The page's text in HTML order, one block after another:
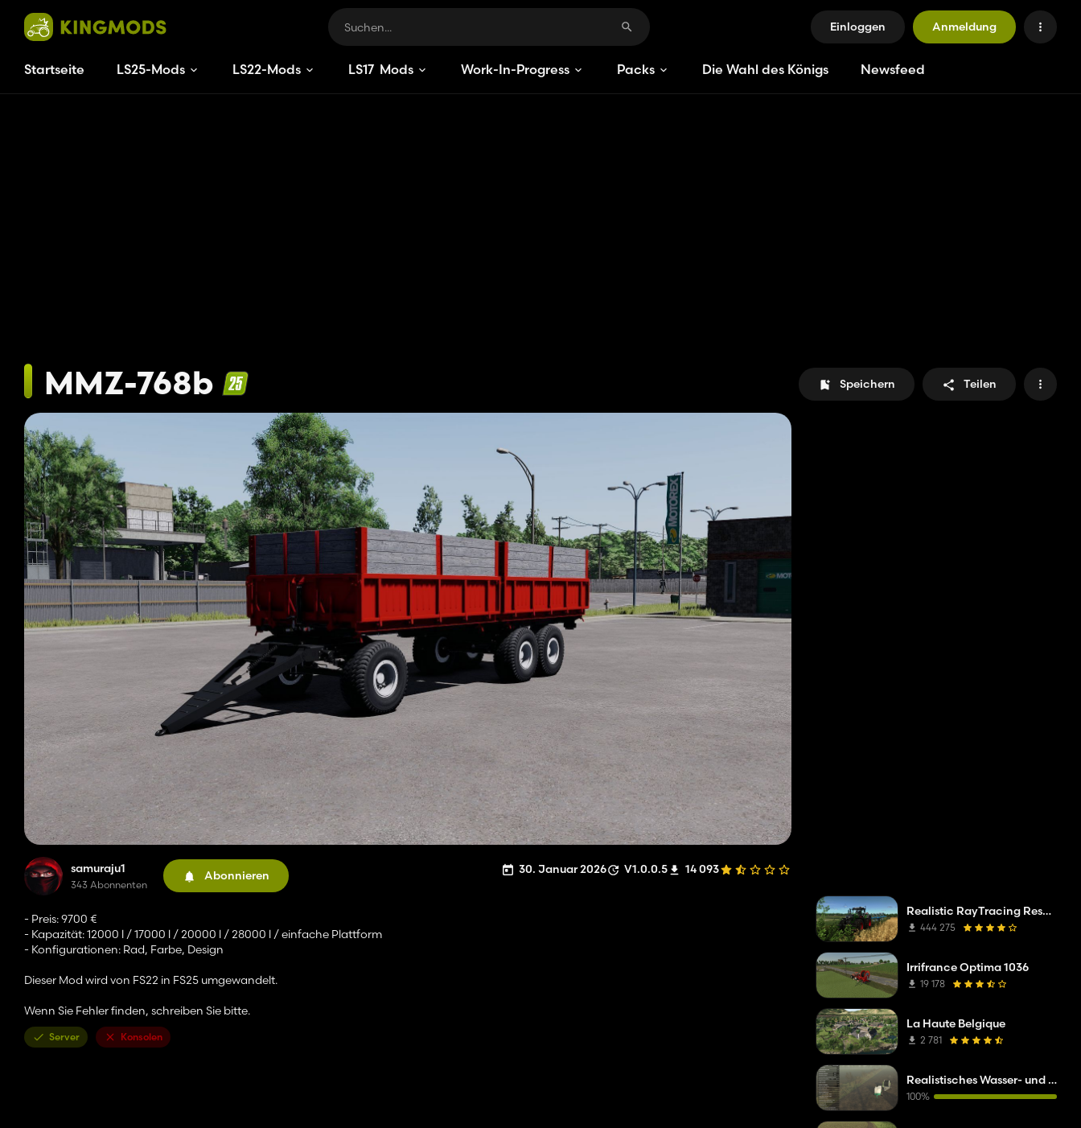
Einloggen Anmeldung
Startseite LS25-Mods LS22-Mods LS17 Mods Work-In-Progress Packs Die Wahl des Königs Newsfeed
MMZ-768b Speichern Teilen
samuraju1
343 Abonnenten
Abonnieren 30. Januar 2026 V1.0.0.5 14 093
- Preis: 9700 €
- Kapazität: 12000 l / 17000 l / 20000 l / 28000 l / einfache Plattform
- Konfigurationen: Rad, Farbe, Design
Dieser Mod wird von FS22 in FS25 umgewandelt.
Wenn Sie Fehler finden, schreiben Sie bitte.
Server Konsolen
Realistic RayTracing Reshade Preset
444 275
Irrifrance Optima 1036
19 178
La Haute Belgique
2 781
Realistisches Wasser- und Bodenmanagement
100%